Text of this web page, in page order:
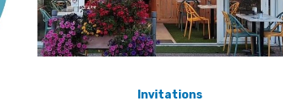
Invitations